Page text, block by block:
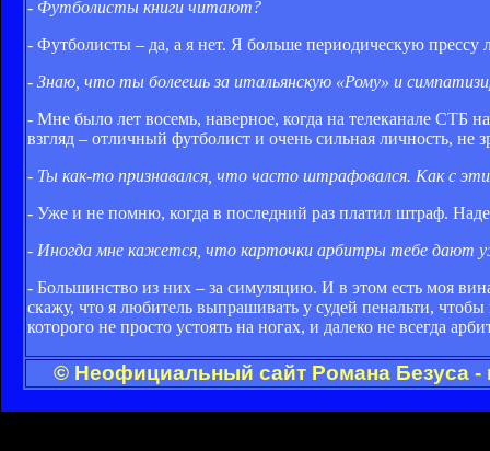
- Футболисты книги читают?
- Футболисты – да, а я нет. Я больше периодическую прессу
- Знаю, что ты болеешь за итальянскую «Рому» и
- Мне было лет восемь, наверное, когда на телеканале СТБ
взгляд – отличный футболист и очень сильная личность, не
- Ты как-то признавался, что часто штрафовался. Как с
- Уже и не помню, когда в последний раз платил штраф.
- Иногда мне кажется, что карточки арбитры тебе дают
- Большинство из них – за симуляцию. И в этом есть моя
скажу, что я любитель выпрашивать у судей пенальти,
которого не просто устоять на ногах, и далеко не всегда
© Неофициальный сайт Романа Безуса -